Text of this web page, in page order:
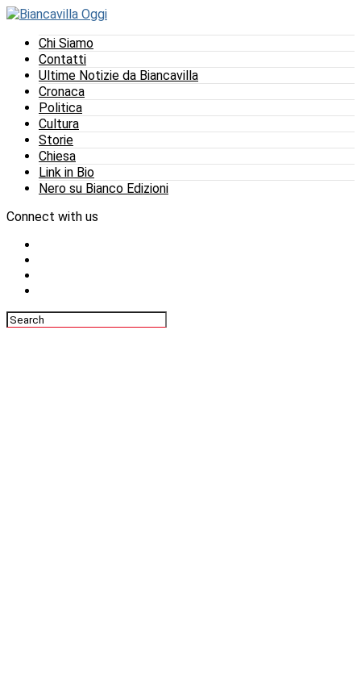
Chi Siamo
Contatti
Ultime Notizie da Biancavilla
Cronaca
Politica
Cultura
Storie
Chiesa
Link in Bio
Nero su Bianco Edizioni
Connect with us